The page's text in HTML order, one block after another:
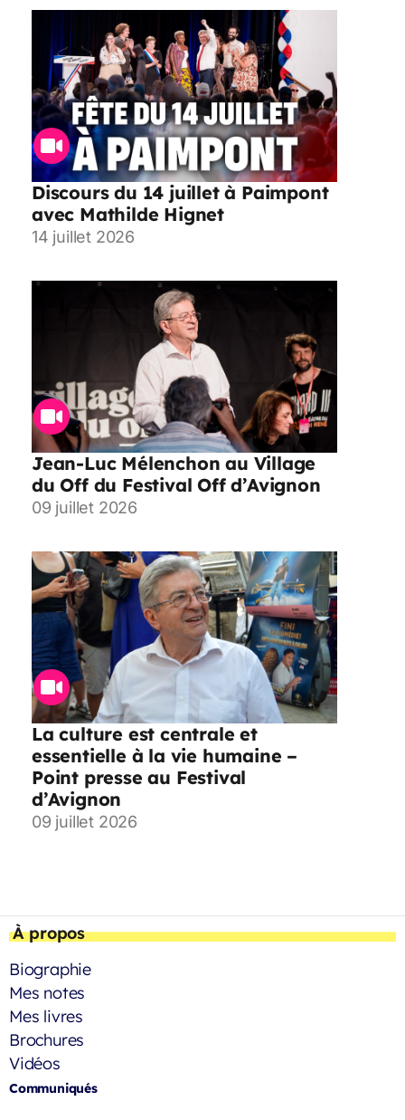
Discours du 14 juillet à Paimpont
avec Mathilde Hignet
14 juillet 2026
Jean-Luc Mélenchon au Village
du Off du Festival Off d’Avignon
09 juillet 2026
La culture est centrale et
essentielle à la vie humaine –
Point presse au Festival
d’Avignon
09 juillet 2026
À propos
Biographie
Mes notes
Mes livres
Brochures
Vidéos
Communiqués